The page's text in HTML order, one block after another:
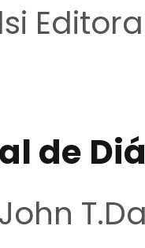
de
John